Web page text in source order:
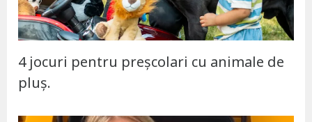
4 jocuri pentru preșcolari cu animale de
pluș.